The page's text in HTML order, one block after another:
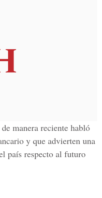
manera reciente habló
y que advierten una
país respecto al futuro